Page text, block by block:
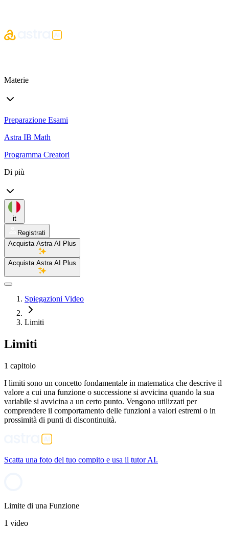
Materie
Preparazione Esami
Astra IB Math
Programma Creatori
Di più
it
Registrati
Acquista Astra AI Plus
Acquista Astra AI Plus
Spiegazioni Video
Limiti
Limiti
1 capitolo
I limiti sono un concetto fondamentale in matematica che descrive il
valore a cui una funzione o successione si avvicina quando la sua
variabile si avvicina a un certo punto. Vengono utilizzati per
comprendere il comportamento delle funzioni a valori estremi o in
prossimità di punti di discontinuità.
Scatta una foto del tuo compito e usa il tutor AI.
Limite di una Funzione
1 video